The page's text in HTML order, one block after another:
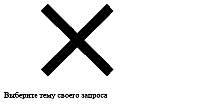
Выберите тему своего запроса